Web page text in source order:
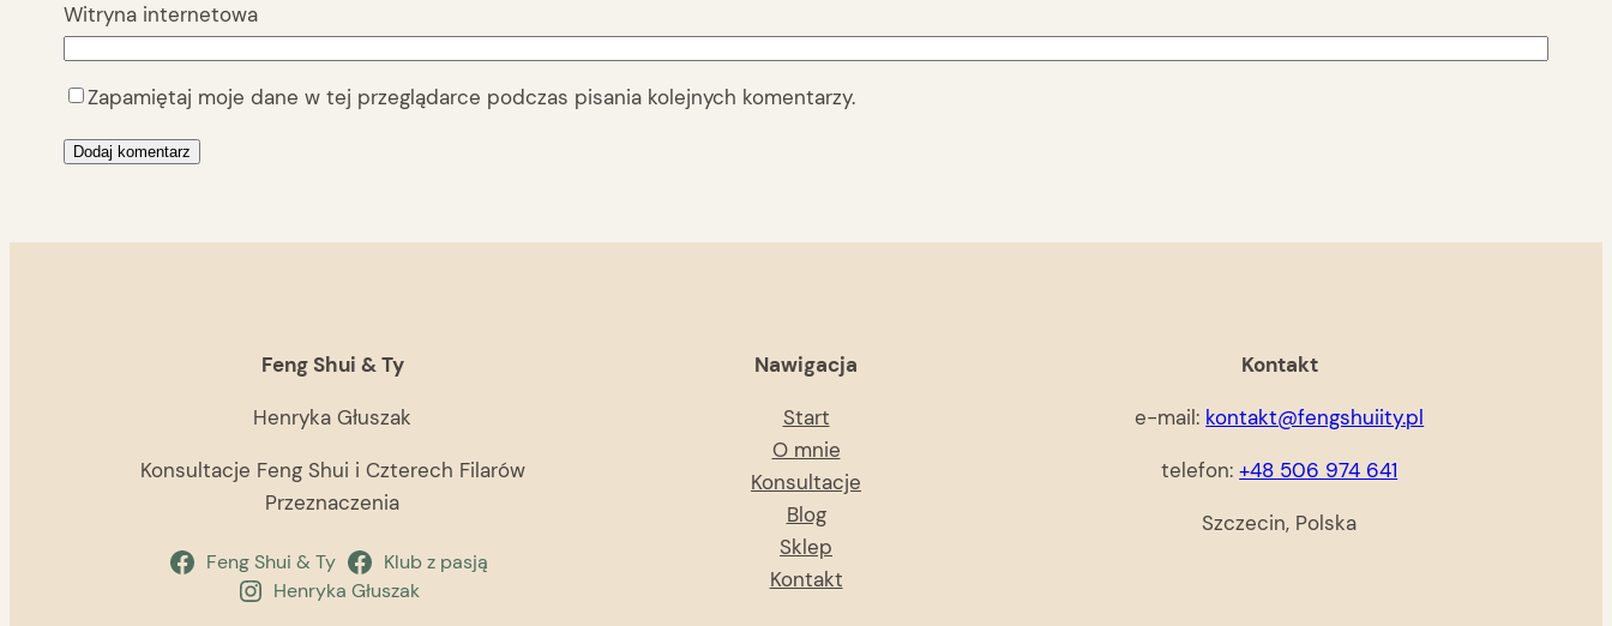
Witryna internetowa
Zapamiętaj moje dane w tej przeglądarce podczas pisania kolejnych komentarzy.
Feng Shui & Ty
Henryka Głuszak
Konsultacje Feng Shui i Czterech Filarów
Przeznaczenia
Feng Shui & Ty
Klub z pasją
Henryka Głuszak
Nawigacja
Start
O mnie
Konsultacje
Blog
Sklep
Kontakt
Kontakt
e-mail: kontakt@fengshuiity.pl
telefon:+48 506 974 641
Szczecin, Polska